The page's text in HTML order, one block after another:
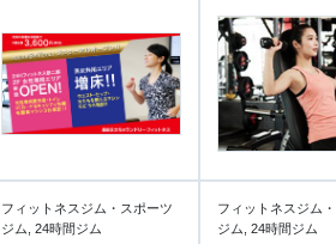
フィットネスジム・スポーツ
ジム, 24時間ジム
フィットネスジム
ジム, 24時間ジム